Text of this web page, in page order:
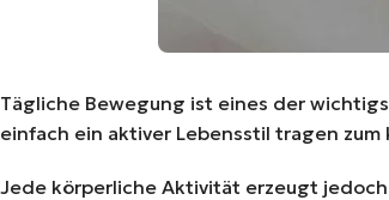
Tägliche Bewegung ist eines der
einfach ein aktiver Lebensstil tragen
Jede körperliche Aktivität erzeugt